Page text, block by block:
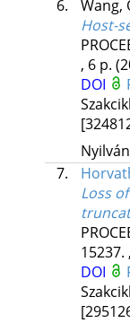
6.
Wang,
Host-
, 6 p.
DOI
7.
Loss
15237.
DOI